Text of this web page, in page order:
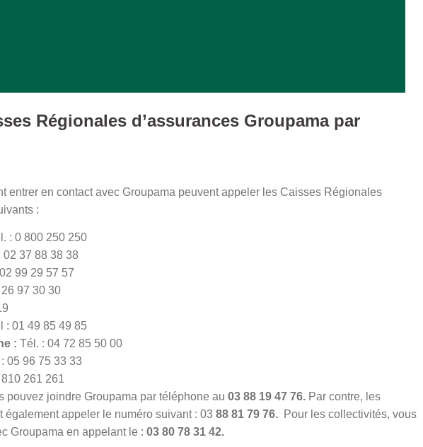
Régionales d’assurances Groupama par
entrer en contact avec Groupama peuvent appeler les Caisses Régionales
:
: 0 800 250 250
02 37 88 38 38
99 29 57 57
97 30 30
: 01 49 85 49 85
: Tél. : 04 72 85 50 00
05 96 75 33 33
261 261
pouvez joindre Groupama par téléphone au 03 88 19 47 76. Par contre, les
appeler le numéro suivant : 03 88 81 79 76. Pour les collectivités, vous
Groupama en appelant le : 03 80 78 31 42.